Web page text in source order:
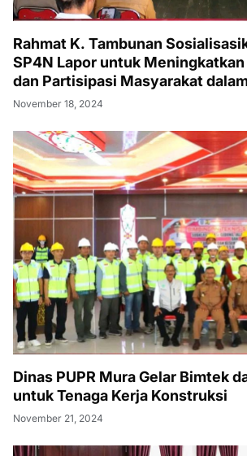
Rahmat K. Tambunan
SP4N Lapor untuk
dan Partisipasi Masyarakat
Pemerintah
November 18, 2024
Dinas PUPR Mura Gelar Bimtek
untuk Tenaga Kerja Konstruksi
November 21, 2024